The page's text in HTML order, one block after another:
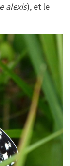
alexis), et le